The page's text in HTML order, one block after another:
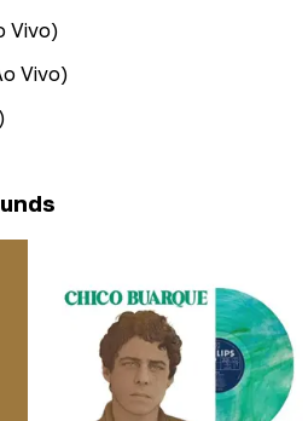
Vivo)
Vivo)